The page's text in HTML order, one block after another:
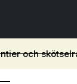
och